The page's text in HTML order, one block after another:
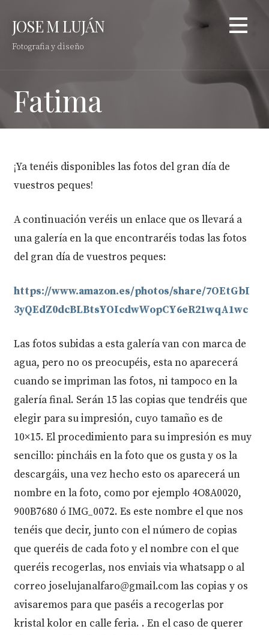
contenido
JOSE M LUJÁN
Fotografia y diseño
Fatima
¡Ya tenéis disponibles las fotos del gran día de
vuestros peques!
A continuación veréis un enlace que os llevará a
una galería en la que encontraréis todas las fotos
del gran día de vuestros peques:
https://www.amazon.es/photos/share/7OEtGbI
3yQEdZ0dcBLBtsYOIcdwWopCY6eR21wqA1wc
Las fotos subidas a esta galería van con marca de
agua, pero no os preocupéis, esta no aparecerá
cuando se impriman las fotos, ni tampoco en la
galería final. Serán 15 las copias que tendréis que
elegir para su impresión, cuyo tamaño es de
10×15. El procedimiento para su impresión es muy
sencillo: pincháis en la foto que os gusta y os la
descargáis, una vez hecho esto os aparecerá un
nombre en la foto, como por ejemplo 4O8A0020,
900B7680 ó IMG_0072. Es este nombre el que nos
tenéis que decir, junto con el número de copias
que queréis de cada foto y el nombre con el que
queréis recogerlas, nos enviais via whatsapp o al
correo joselujanalfaro@gmail.com las copias y os
avisaremos para que paséis a recogerlas por
kristal kolor en calle feria. . En el caso de querer